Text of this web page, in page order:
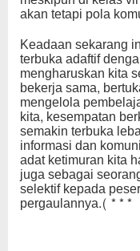
akan tetapi pola
Keadaan sekarang
terbuka adaftif
mengharuskan kita
bekerja sama,
mengelola
kita, kesempatan
semakin terbuka
informasi dan
adat ketimuran kita
juga sebagai
selektif kepada
pergaulannya.(***